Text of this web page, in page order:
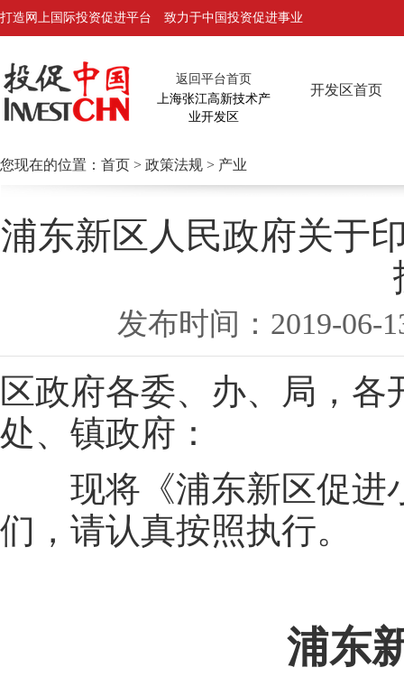
打造网上国际投资促进平台 致力于中国投资促进事业
返回平台首页
上海张江高新技术产
业开发区
开发区首页
您现在的位置： 首页 > 政策法规 > 产业
浦东新区人民政府关于
发布时间：2019-
区政府各委、办、局，
处、镇政府：
现将《浦东新区促进
们，请认真按照执行。
浦东新